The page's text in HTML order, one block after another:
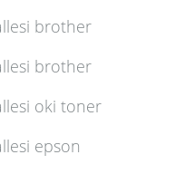
brother
brother
oki toner
epson